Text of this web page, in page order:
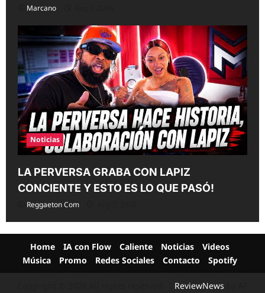
Marcano
Noticias
LA PERVERSA GRABA CON LAPIZ
CONCIENTE Y ESTO ES LO QUE PASÓ!
Reggaeton Com
Home IA con Flow Caliente Noticias
Videos
Música
Promo Redes Sociales Contacto Spotify
ReviewNews